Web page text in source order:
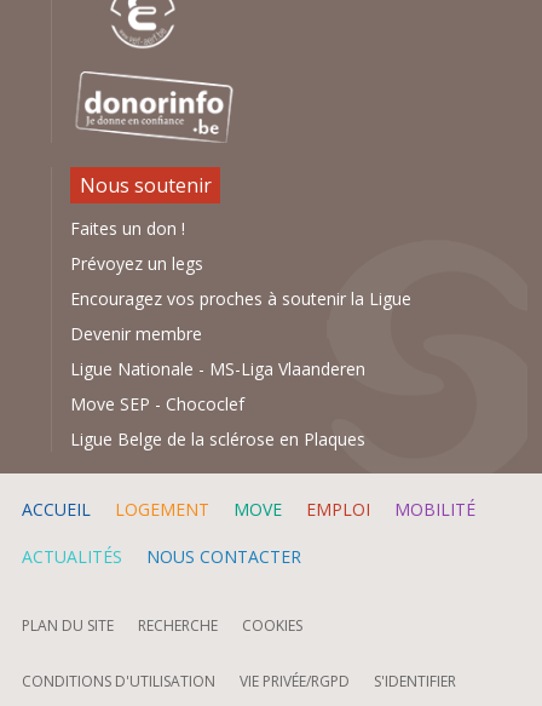
Nous soutenir
Faites un don !
Prévoyez un legs
Encouragez vos proches à soutenir la Ligue
Devenir membre
Ligue Nationale - MS-Liga Vlaanderen
Move SEP - Chococlef
Ligue Belge de la sclérose en Plaques
ACCUEIL LOGEMENT MOVE EMPLOI MOBILITÉ
ACTUALITÉS NOUS CONTACTER
PLAN DU SITE RECHERCHE COOKIES
CONDITIONS D'UTILISATION VIE PRIVÉE/RGPD S'IDENTIFIER